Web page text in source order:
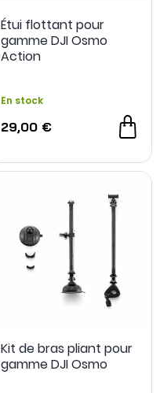
Étui flottant pour
gamme DJI Osmo
Action
En stock
29,00 €
Kit de bras pliant pour
gamme DJI Osmo